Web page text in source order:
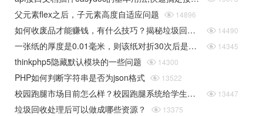
父元素flex之后，子元素高度自适应问题  14896
如何收废品才能赚钱，有什么技巧？揭秘垃圾回收行业的一些规则  14490
一张纸的厚度是0.01毫米，则该纸对折30次后是多厚（据说超过珠穆朗玛峰的高度）php实现  14345
thinkphp5隐藏默认模块的一些问题  14300
PHP如何判断字符串是否为json格式  13522
校园跑腿市场目前怎么样？校园跑腿系统给学生带来了哪些便捷？  13447
垃圾回收处理后可以做成哪些资源？  13375